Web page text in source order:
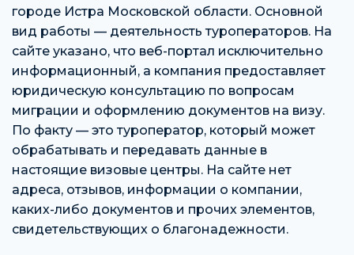
городе Истра Московской области. Основной
вид работы — деятельность туроператоров. На
сайте указано, что веб-портал исключительно
информационный, а компания предоставляет
юридическую консультацию по вопросам
миграции и оформлению документов на визу.
По факту — это туроператор, который может
обрабатывать и передавать данные в
настоящие визовые центры. На сайте нет
адреса, отзывов, информации о компании,
каких-либо документов и прочих элементов,
свидетельствующих о благонадежности.